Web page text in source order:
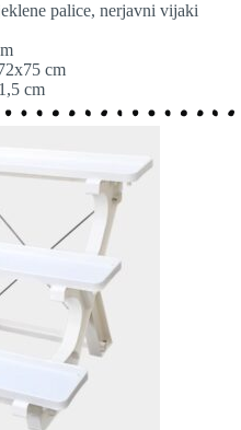
palice, nerjavni vijaki
cm
cm